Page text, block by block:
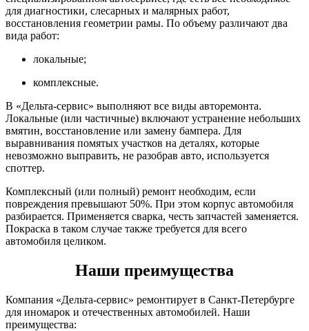
для диагностики, слесарных и малярных работ,
восстановления геометрии рамы. По объему различают два
вида работ:
локальные;
комплексные.
В «Дельта-сервис» выполняют все виды авторемонта.
Локальные (или частичные) включают устранение небольших
вмятин, восстановление или замену бампера. Для
выравнивания помятых участков на деталях, которые
невозможно выправить, не разобрав авто, используется
споттер.
Комплексный (или полный) ремонт необходим, если
повреждения превышают 50%. При этом корпус автомобиля
разбирается. Применяется сварка, честь запчастей заменяется.
Покраска в таком случае также требуется для всего
автомобиля целиком.
Наши преимущества
Компания «Дельта-сервис» ремонтирует в Санкт-Петербурге
для иномарок и отечественных автомобилей. Наши
преимущества: